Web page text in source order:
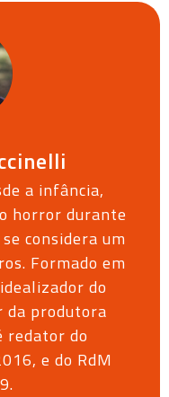
a infância,
horror durante
considera um
Formado em
do
da produtora
redator do
e do RdM